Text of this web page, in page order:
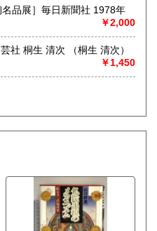
名品展］毎日新聞社 1978年
￥2,000
最後の瞽女: 小林ハルの人生 文芸社 桐生 清次 （桐生 清次）
￥1,450